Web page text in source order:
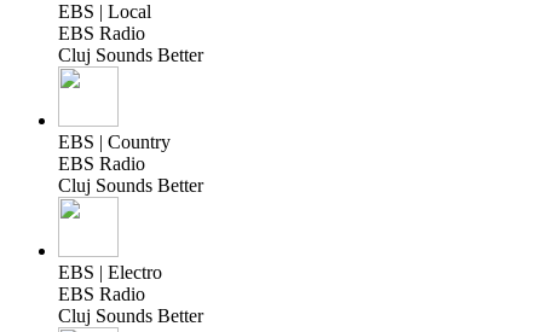
EBS | Local
EBS Radio
Cluj Sounds Better
EBS | Country
EBS Radio
Cluj Sounds Better
EBS | Electro
EBS Radio
Cluj Sounds Better